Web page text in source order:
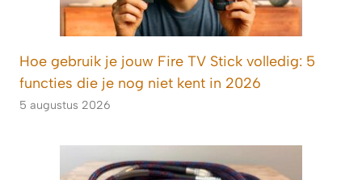
Hoe gebruik je jouw Fire TV Stick volledig: 5
functies die je nog niet kent in 2026
5 augustus 2026